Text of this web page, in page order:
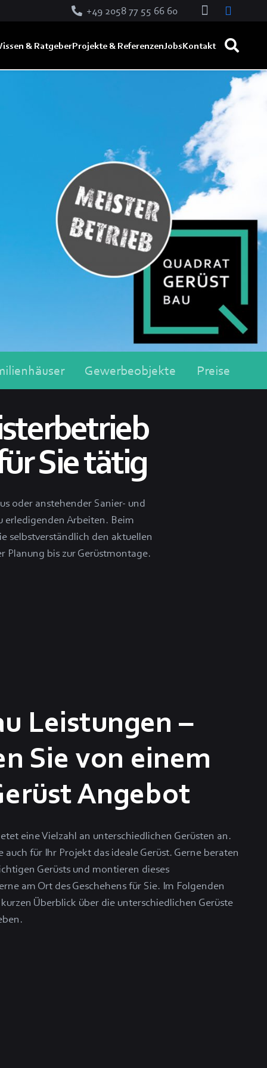
+49 2058 77 55 66 60
& RatgeberProjekte & ReferenzenJobsKontakt
Gewerbeobjekte Preise
Sie tätig
oder anstehender Sanier- und
erledigenden Arbeiten. Beim
selbstverständlich den aktuellen
Planung bis zur Gerüstmontage.
Leistungen –
Sie von einem
Angebot
eine Vielzahl an unterschiedlichen Gerüsten an.
auch für Ihr Projekt das ideale Gerüst. Gerne beraten
Gerüsts und montieren dieses
am Ort des Geschehens für Sie. Im Folgenden
Überblick über die unterschiedlichen Gerüste